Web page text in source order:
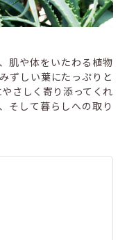
肌や体をいたわる植物
ずしい葉にたっぷりと
さしく寄り添ってくれ
そして暮らしへの取り